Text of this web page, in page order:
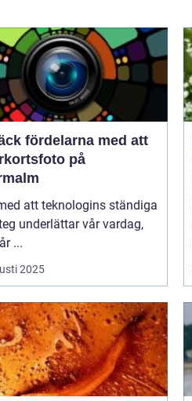
fördelarna med att
på
att teknologins ständiga
underlättar vår vardag,
...
2025